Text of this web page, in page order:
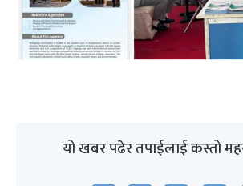
यो खबर पढेर तपाईलाई कस्तो